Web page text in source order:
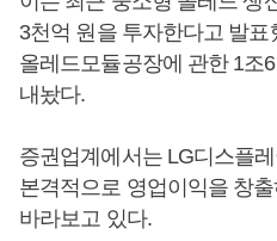
3천억 원을 투자한다고 발
올레드모듈공장에 관한 1조
내놨다.
증권업계에서는 LG디스플
본격적으로 영업이익을 창
바라보고 있다.